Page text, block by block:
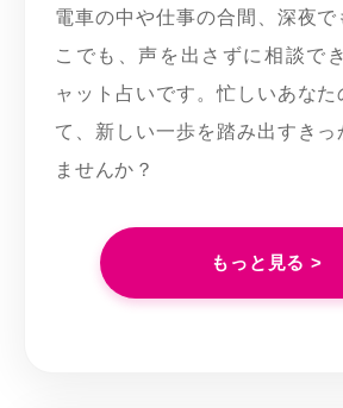
電車の中や仕事の合間、深夜
こでも、声を出さずに相談で
ャット占いです。忙しいあなた
て、新しい一歩を踏み出すきっ
ませんか？
もっと見る >